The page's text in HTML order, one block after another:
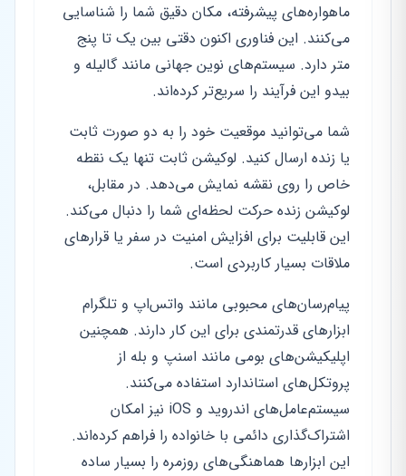
ماهواره‌های پیشرفته، مکان دقیق شما را شناسایی
می‌کنند. این فناوری اکنون دقتی بین یک تا پنج
متر دارد. سیستم‌های نوین جهانی مانند گالیله و
بیدو این فرآیند را سریع‌تر کرده‌اند.
شما می‌توانید موقعیت خود را به دو صورت ثابت
یا زنده ارسال کنید. لوکیشن ثابت تنها یک نقطه
خاص را روی نقشه نمایش می‌دهد. در مقابل،
لوکیشن زنده حرکت لحظه‌ای شما را دنبال می‌کند.
این قابلیت برای افزایش امنیت در سفر یا قرارهای
ملاقات بسیار کاربردی است.
پیام‌رسان‌های محبوبی مانند واتس‌اپ و تلگرام
ابزارهای قدرتمندی برای این کار دارند. همچنین
اپلیکیشن‌های بومی مانند اسنپ و بله از
پروتکل‌های استاندارد استفاده می‌کنند.
سیستم‌عامل‌های اندروید و iOS نیز امکان
اشتراک‌گذاری دائمی با خانواده را فراهم کرده‌اند.
این ابزارها هماهنگی‌های روزمره را بسیار ساده